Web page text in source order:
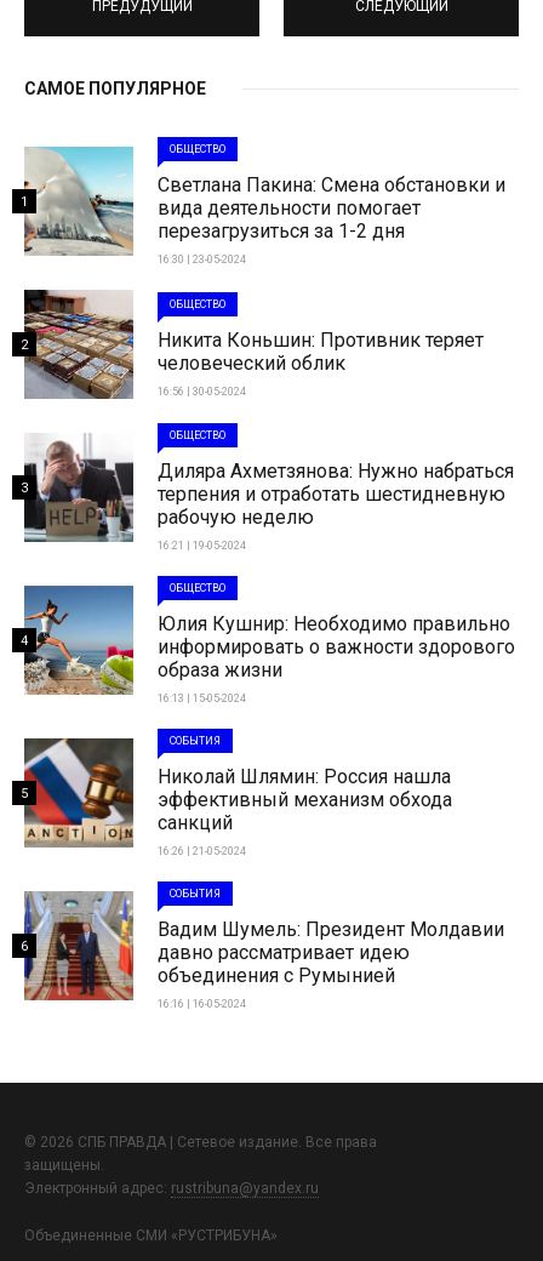
ПРЕДУДУЩИЙ СЛЕДУЮЩИЙ
САМОЕ ПОПУЛЯРНОЕ
ОБЩЕСТВО
Светлана Пакина: Смена обстановки и
вида деятельности помогает
перезагрузиться за 1-2 дня
16:30 | 23-05-2024
1
ОБЩЕСТВО
Никита Коньшин: Противник теряет
человеческий облик
16:56 | 30-05-2024
2
ОБЩЕСТВО
Диляра Ахметзянова: Нужно набраться
терпения и отработать шестидневную
рабочую неделю
16:21 | 19-05-2024
3
ОБЩЕСТВО
Юлия Кушнир: Необходимо правильно
информировать о важности здорового
образа жизни
16:13 | 15-05-2024
4
СОБЫТИЯ
Николай Шлямин: Россия нашла
эффективный механизм обхода
санкций
16:26 | 21-05-2024
5
СОБЫТИЯ
Вадим Шумель: Президент Молдавии
давно рассматривает идею
объединения с Румынией
16:16 | 16-05-2024
6
© 2026 СПБ ПРАВДА | Сетевое издание. Все права
защищены.
Электронный адрес: rustribuna@yandex.ru
Объединенные СМИ «РУСТРИБУНА»